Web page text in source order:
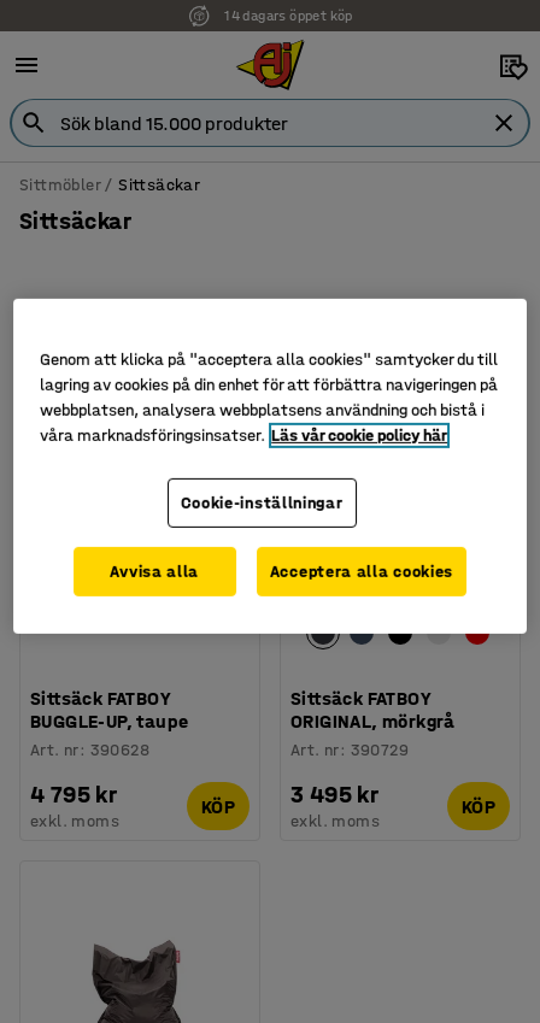
14 dagars öppet köp
Sittmöbler Sittsäckar
Sittsäckar
3 produkter
Sittsäck FATBOY
BUGGLE-UP, taupe
Art. nr: 390628
4 795 kr
exkl. moms
KÖP
Sittsäck FATBOY
ORIGINAL, mörkgrå
Art. nr: 390729
3 495 kr
exkl. moms
KÖP
Genom att klicka på "acceptera alla cookies" samtycker du till
lagring av cookies på din enhet för att förbättra navigeringen på
webbplatsen, analysera webbplatsens användning och bistå i
våra marknadsföringsinsatser. Läs vår cookie policy här
Cookie-inställningar
Avvisa alla Acceptera alla cookies